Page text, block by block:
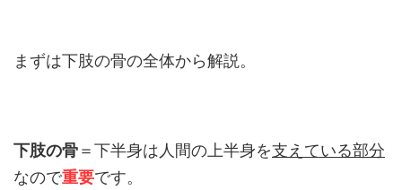
まずは下肢の骨の全体から解説。
下肢の骨 ＝下半身は人間の上半身を支えている部分
なので重要です。